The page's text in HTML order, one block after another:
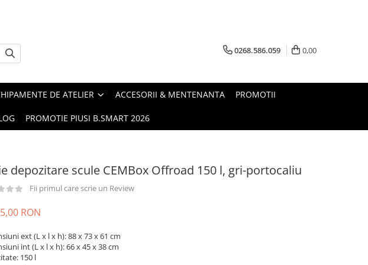
0268.586.059 0,00
DE ATELIER ACCESORII & MENTENANTA PROMOTII
PROMOTIE PIUSI B.SMART 2026
depozitare scule CEMBox Offroad 150 l, gri-portocaliu
Fii primul care scrie un Review
RON
ext (L x l x h): 88 x 73 x 61 cm
int (L x l x h): 66 x 45 x 38 cm
150 l